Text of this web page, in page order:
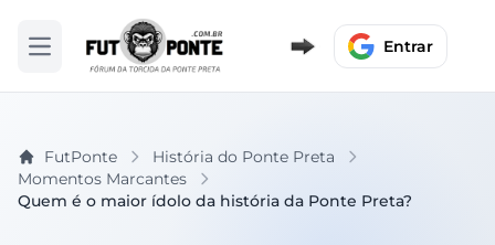
Abrir menu Entrar
FutPonte
História do Ponte Preta
Momentos Marcantes
Quem é o maior ídolo da história da Ponte Preta?